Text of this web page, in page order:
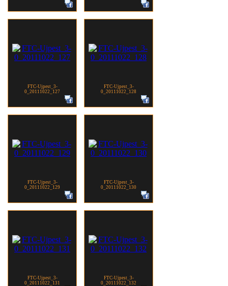
FTC-Ujpest_3-
0_20111022_127
FTC-Ujpest_3-
0_20111022_128
FTC-Ujpest_3-
0_20111022_129
FTC-Ujpest_3-
0_20111022_130
FTC-Ujpest_3-
0_20111022_131
FTC-Ujpest_3-
0_20111022_132